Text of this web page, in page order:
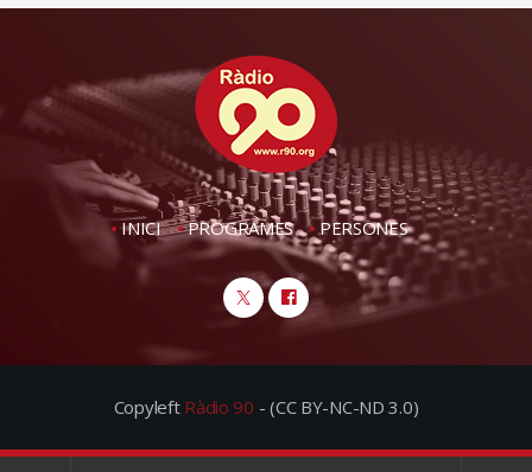
INICI PROGRAMES PERSONES
Copyleft Ràdio 90 - (CC BY-NC-ND 3.0)